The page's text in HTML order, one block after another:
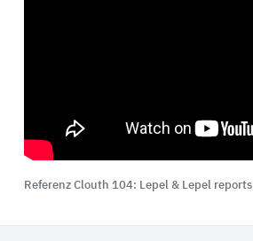
Referenz Clouth 104: Lepel & Lepel reports